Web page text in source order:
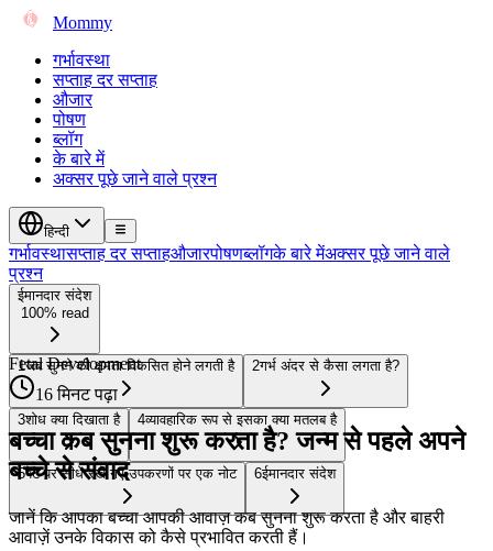
Mommy
गर्भावस्था
सप्ताह दर सप्ताह
औजार
पोषण
ब्लॉग
के बारे में
अक्सर पूछे जाने वाले प्रश्न
हिन्दी
गर्भावस्थासप्ताह दर सप्ताहऔजारपोषणब्लॉगके बारे मेंअक्सर पूछे जाने वाले
प्रश्न
ईमानदार संदेश
100% read
1जब सुनने की क्षमता विकसित होने लगती है 2गर्भ अंदर से कैसा लगता है?
3शोध क्या दिखाता है 4व्यावहारिक रूप से इसका क्या मतलब है
5पेट पर सीधे रखे गए उपकरणों पर एक नोट 6ईमानदार संदेश
Fetal Development
16 मिनट पढ़ा
बच्चा कब सुनना शुरू करता है? जन्म से पहले अपने
बच्चे से संवाद
जानें कि आपका बच्चा आपकी आवाज़ कब सुनना शुरू करता है और बाहरी
आवाज़ें उनके विकास को कैसे प्रभावित करती हैं।